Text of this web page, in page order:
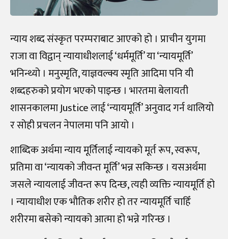
न्याय शब्द संस्कृत परम्पराबाट आएको हो । प्राचीन युगमा
राजा वा विद्वान् न्यायाधीशलाई ‘धर्ममूर्ति’ या ‘न्यायमूर्ति’
भनिन्थ्यो । मनुस्मृति, याज्ञवल्क्य स्मृति आदिमा पनि यी
शब्दहरुको प्रयोग भएको पाइन्छ । भारतमा बेलायती
शासनकालमा Justice लाई ‘न्यायमूर्ति’ अनुवाद गर्न थालियो
र सोही प्रचलन नेपालमा पनि आयो ।
शाब्दिक अर्थमा न्याय मूर्तिलाई न्यायको मूर्त रूप, स्वरूप,
प्रतिमा वा ‘न्यायको जीवन्त मूर्ति’ भन्न सकिन्छ । यसअर्थमा
जसले न्यायलाई जीवन्त रूप दिन्छ, त्यही व्यक्ति न्यायमूर्ति हो
। न्यायाधीश एक भौतिक शरीर हो तर न्यायमूर्ति चाहिँ
शरीरमा बसेको न्यायको आत्मा हो भन्ने गरिन्छ ।